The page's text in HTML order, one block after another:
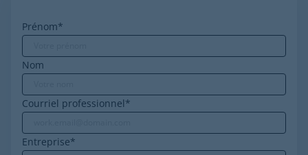
Prénom*
Nom
Courriel professionnel*
Entreprise*